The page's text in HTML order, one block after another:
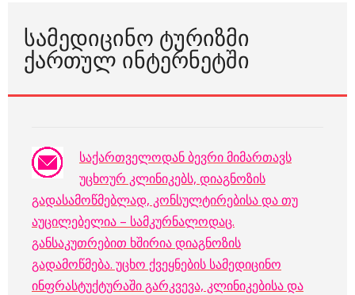
ᲡᲐᲛᲔᲓᲘᲪᲘᲜᲝ ᲢᲣᲠᲘᲖᲛᲘ
ᲥᲐᲠᲗᲣᲚ ᲘᲜᲢᲔᲠᲜᲔᲢᲨᲘ
საქართველოდან ბევრი მიმართავს
უცხოურ კლინიკებს, დიაგნოზის
გადასამოწმებლად, კონსულტირებისა და თუ
აუცილებელია – სამკურნალოდაც.
განსაკუთრებით ხშირია დიაგნოზის
გადამოწმება. უცხო ქვეყნების სამედიცინო
ინფრასტუქტურაში გარკვევა, კლინიკებისა და